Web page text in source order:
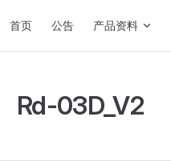
首页 公告 产品资料
Rd-03D_V2